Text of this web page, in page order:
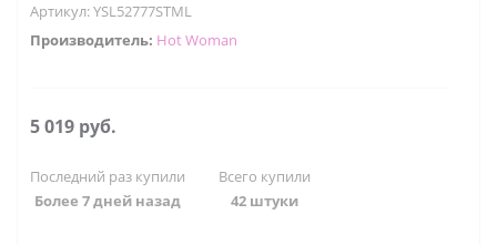
Артикул:YSL52777STML
Производитель: Hot Woman
5 019 руб.
Последний раз купили
Более 7 дней назад
Всего купили
42 штуки